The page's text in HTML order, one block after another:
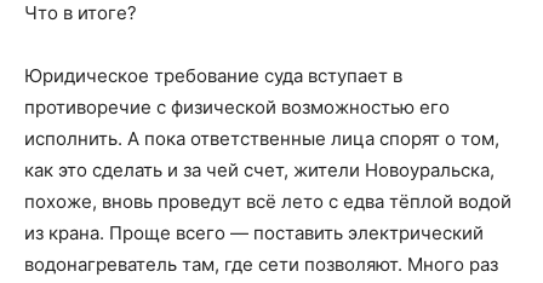
Что в итоге?
Юридическое требование суда вступает в
противоречие с физической возможностью его
исполнить. А пока ответственные лица спорят о том,
как это сделать и за чей счет, жители Новоуральска,
похоже, вновь проведут всё лето с едва тёплой водой
из крана. Проще всего — поставить электрический
водонагреватель там, где сети позволяют. Много раз